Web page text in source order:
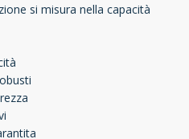
si misura nella capacità